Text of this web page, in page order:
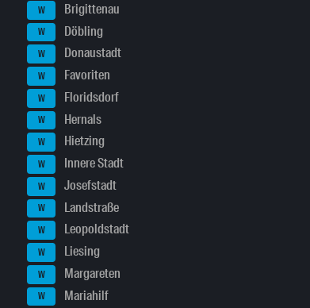
W Brigittenau
W Döbling
W Donaustadt
W Favoriten
W Floridsdorf
W Hernals
W Hietzing
W Innere Stadt
W Josefstadt
W Landstraße
W Leopoldstadt
W Liesing
W Margareten
W Mariahilf